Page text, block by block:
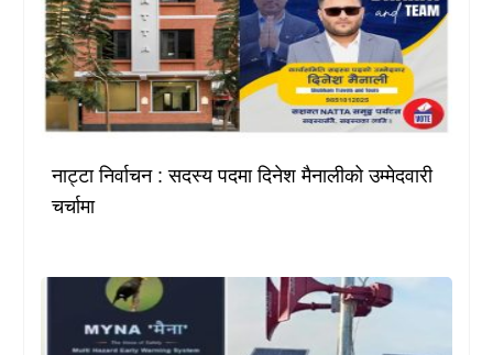
नाट्टा निर्वाचन : सदस्य पदमा दिनेश मैनालीको उम्मेदवारी
चर्चामा